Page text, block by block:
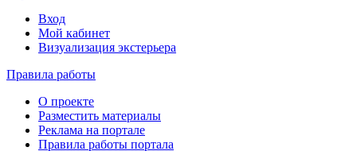
Вход
Мой кабинет
Визуализация экстерьера
Правила работы
О проекте
Разместить материалы
Реклама на портале
Правила работы портала